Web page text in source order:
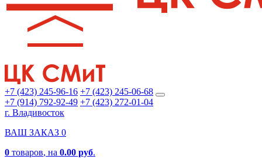
+7 (423) 245-96-16 +7 (423) 245-06-68
+7 (914) 792-92-49 +7 (423) 272-01-04
г. Владивосток
ВАШ ЗАКАЗ 0
0 товаров, на 0.00 руб.